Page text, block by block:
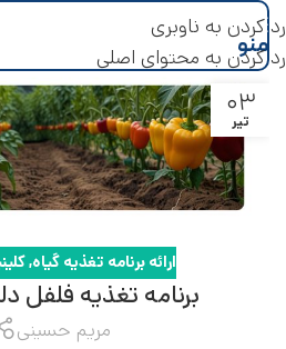
رد کردن به ناوبری
رد کردن به محتوای اصلی
منو
۰۳
تیر
ارائه برنامه تغذیه گیاه,
برنامه تغذیه فلفل
مریم حسینی